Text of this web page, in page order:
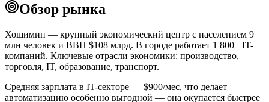
Обзор рынка
Хошимин — крупный экономический центр с населением 9
млн человек и ВВП $108 млрд. В городе работает 1 800+ IT-
компаний. Ключевые отрасли экономики: производство,
торговля, IT, образование, транспорт.
Средняя зарплата в IT-секторе — $900/мес, что делает
автоматизацию особенно выгодной — она окупается быстрее